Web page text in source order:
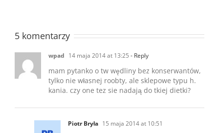
5 komentarzy
wpad 14 maja 2014 at 13:25 - Reply
mam pytanko o tw wędliny bez konserwantów,
tylko nie własnej roobty, ale sklepowe typu h.
kania. czy one tez sie nadają do tkiej dietki?
Piotr Bryła 15 maja 2014 at 10:51